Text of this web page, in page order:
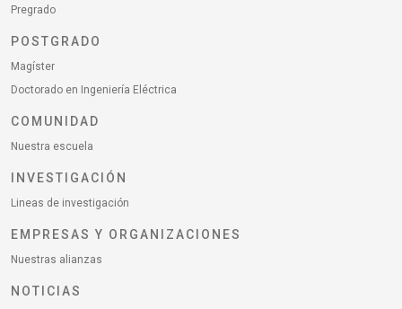
Pregrado
POSTGRADO
Magíster
Doctorado en Ingeniería Eléctrica
COMUNIDAD
Nuestra escuela
INVESTIGACIÓN
Lineas de investigación
EMPRESAS Y ORGANIZACIONES
Nuestras alianzas
NOTICIAS